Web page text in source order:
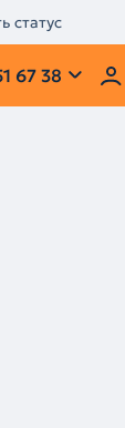
статус
67 38